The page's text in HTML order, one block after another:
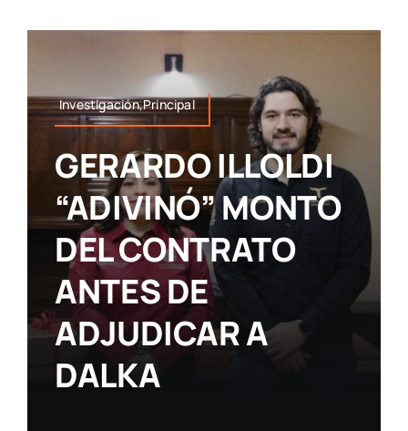
Investigación,Principal
GERARDO ILLOLDI
“ADIVINÓ” MONTO
DEL CONTRATO
ANTES DE
ADJUDICAR A
DALKA